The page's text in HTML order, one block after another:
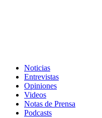
Noticias
Entrevistas
Opiniones
Videos
Notas de Prensa
Podcasts